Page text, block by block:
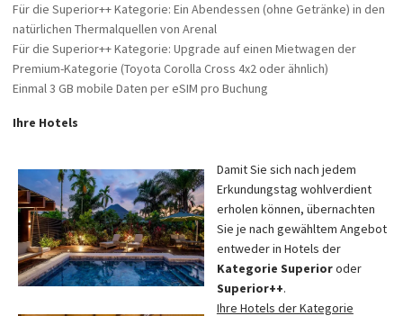
Für die Superior++ Kategorie: Ein Abendessen (ohne Getränke) in den
natürlichen Thermalquellen von Arenal
Für die Superior++ Kategorie: Upgrade auf einen Mietwagen der
Premium-Kategorie (Toyota Corolla Cross 4x2 oder ähnlich)
Einmal 3 GB mobile Daten per eSIM pro Buchung
Ihre Hotels
Damit Sie sich nach jedem
Erkundungstag wohlverdient
erholen können, übernachten
Sie je nach gewähltem Angebot
entweder in Hotels der
Kategorie Superioroder
Superior++.
Ihre Hotels der Kategorie